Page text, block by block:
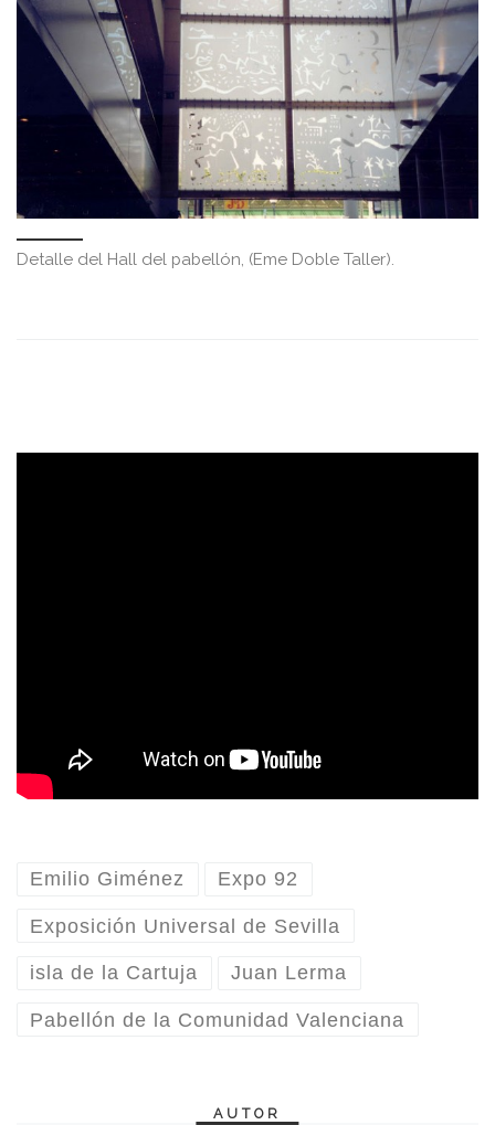
Detalle del Hall del pabellón, (Eme Doble Taller).
Emilio Giménez Expo 92
Exposición Universal de Sevilla
isla de la Cartuja Juan Lerma
Pabellón de la Comunidad Valenciana
AUTOR